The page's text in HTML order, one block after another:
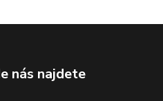
nás najdete